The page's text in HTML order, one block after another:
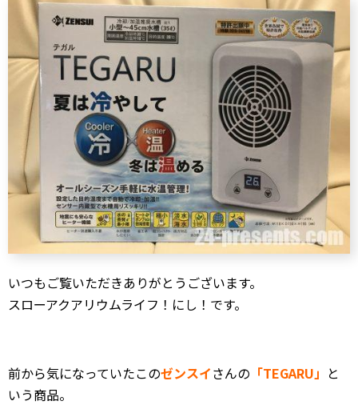
いつもご覧いただきありがとうございます。
スローアクアリウムライフ！にし！です。
前から気になっていたこのゼンスイさんの 「TEGARU」 と
いう商品。